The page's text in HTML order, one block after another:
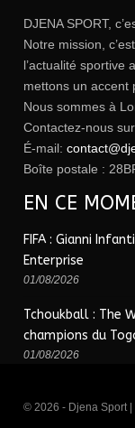
DJENA SPORT,
Notre mission,
l’actualité sportive
mettons un accent
Nous sommes à
Contactez-nous sur
É-mail:
Boîte postale :
EN CE
FIFA : Gianni
Enterprise
01/08/2026
Tchoukball : The
champions du
01/08/2026
© 2026 - Djena Sport |